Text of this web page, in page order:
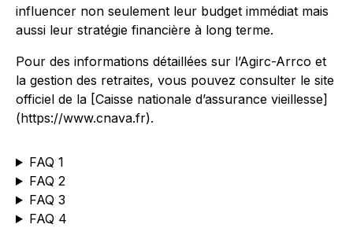
influencer non seulement leur budget immédiat mais
aussi leur stratégie financière à long terme.
Pour des informations détaillées sur l’Agirc-Arrco et
la gestion des retraites, vous pouvez consulter le site
officiel de la [Caisse nationale d’assurance vieillesse]
(https://www.cnava.fr).
FAQ 1
FAQ 2
FAQ 3
FAQ 4